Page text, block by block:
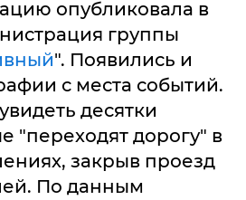
опубликовала в
группы
". Появились и
с места событий.
десятки
"переходят дорогу" в
закрыв проезд
По данным